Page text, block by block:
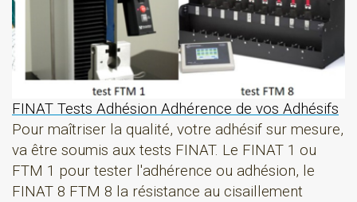
FINAT Tests Adhésion Adhérence de vos Adhésifs
Pour maîtriser la qualité, votre adhésif sur mesure,
va être soumis aux tests FINAT. Le FINAT 1 ou
FTM 1 pour tester l'adhérence ou adhésion, le
FINAT 8 FTM 8 la résistance au cisaillement